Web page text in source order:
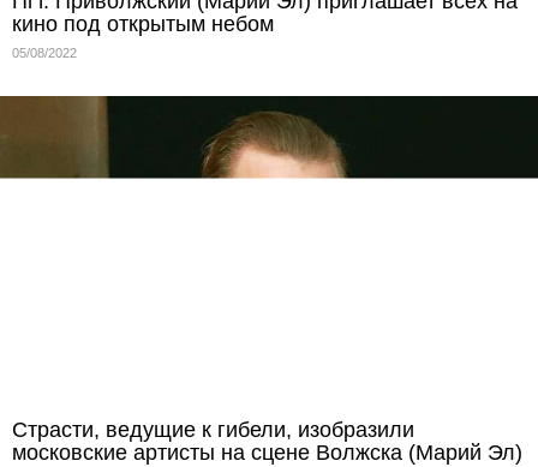
кино под открытым небом
05/08/2022
Страсти, ведущие к гибели, изобразили
московские артисты на сцене Волжска (Марий Эл)